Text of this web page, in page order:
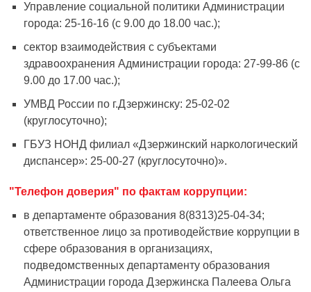
Управление социальной политики Администрации
города: 25-16-16 (с 9.00 до 18.00 час.);
сектор взаимодействия с субъектами
здравоохранения Администрации города: 27-99-86 (с
9.00 до 17.00 час.);
УМВД России по г.Дзержинску: 25-02-02
(круглосуточно);
ГБУЗ НОНД филиал «Дзержинский наркологический
диспансер»: 25-00-27 (круглосуточно)».
"Телефон доверия" по фактам коррупции:
в департаменте образования 8(8313)25-04-34;
ответственное лицо за противодействие коррупции в
сфере образования в организациях,
подведомственных департаменту образования
Администрации города Дзержинска Палеева Ольга